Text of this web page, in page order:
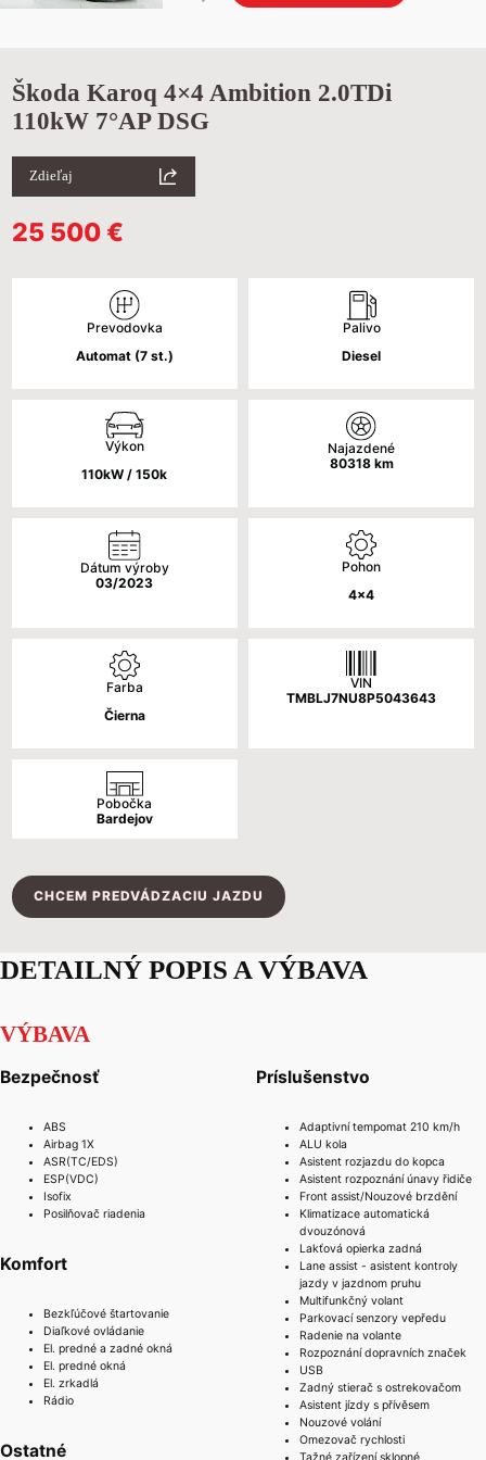
Škoda Karoq 4×4 Ambition 2.0TDi
110kW 7°AP DSG
Zdieľaj
25 500€
Prevodovka
Automat (7 st.)
Palivo
Diesel
Výkon
110kW / 150k
Najazdené
80318km
Dátum výroby
03/2023
Pohon
4x4
Farba
Čierna
VIN
TMBLJ7NU8P5043643
Pobočka
Bardejov
CHCEM PREDVÁDZACIU JAZDU
DETAILNÝ POPIS A VÝBAVA
VÝBAVA
Bezpečnosť
ABS
Airbag 1X
ASR(TC/EDS)
ESP(VDC)
Isofix
Posilňovač riadenia
Komfort
Bezkľúčové štartovanie
Diaľkové ovládanie
El. predné a zadné okná
El. predné okná
El. zrkadlá
Rádio
Ostatné
Príslušenstvo
Adaptivní tempomat 210 km/h
ALU kola
Asistent rozjazdu do kopca
Asistent rozpoznání únavy řidiče
Front assist/Nouzové brzdění
Klimatizace automatická
dvouzónová
Lakťová opierka zadná
Lane assist - asistent kontroly
jazdy v jazdnom pruhu
Multifunkčný volant
Parkovací senzory vepředu
Radenie na volante
Rozpoznání dopravních značek
USB
Zadný stierač s ostrekovačom
Asistent jízdy s přívěsem
Nouzové volání
Omezovač rychlosti
Tažné zařízení sklopné